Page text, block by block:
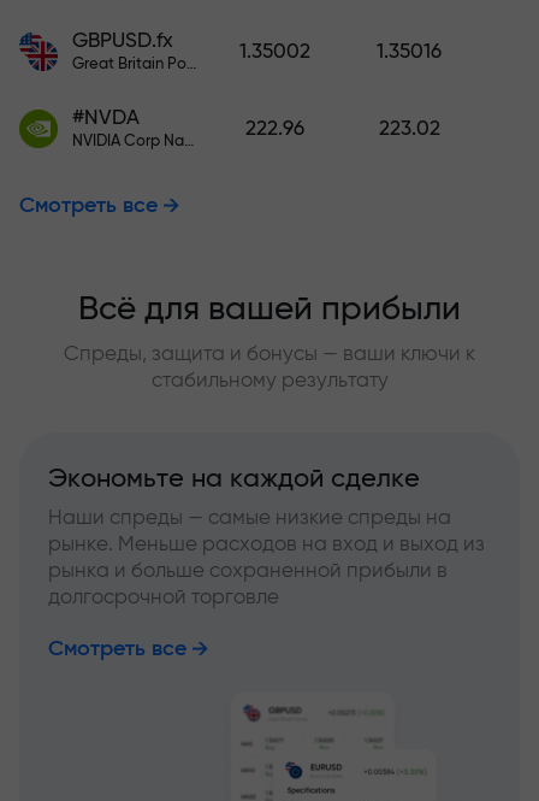
GBPUSD.fx
Great Britain Pound vs US Dollar
1.35002 1.35016
#NVDA
NVIDIA Corp Nasdaq Stock Exchange (Nasdaq) USD
222.96 223.02
Смотреть все
Всё для вашей прибыли
Спреды, защита и бонусы — ваши ключи к
стабильному результату
Экономьте на каждой сделке
Наши спреды — самые низкие спреды на
рынке. Меньше расходов на вход и выход из
рынка и больше сохраненной прибыли в
долгосрочной торговле
Смотреть все